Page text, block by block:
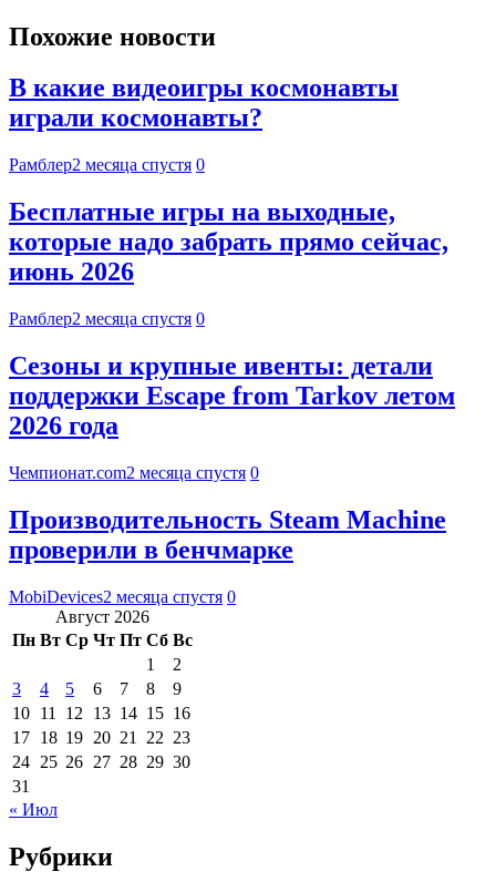
Похожие новости
В какие видеоигры космонавты
играли космонавты?
Рамблер2 месяца спустя 0
Бесплатные игры на выходные,
которые надо забрать прямо сейчас,
июнь 2026
Рамблер2 месяца спустя 0
Сезоны и крупные ивенты: детали
поддержки Escape from Tarkov летом
2026 года
Чемпионат.com2 месяца спустя 0
Производительность Steam Machine
проверили в бенчмарке
MobiDevices2 месяца спустя 0
Август 2026
Пн Вт Ср Чт Пт Сб Вс
1
2
3
4 5 6 7 8
9
10 11 12 13 14 15 16
17 18 19 20 21 22 23
24 25 26 27 28 29 30
31
« Июл
Рубрики